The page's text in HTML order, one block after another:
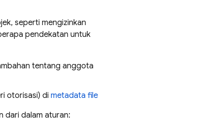
seperti mengizinkan
pendekatan untuk
tentang anggota
otorisasi) di metadata file
dari dalam aturan: